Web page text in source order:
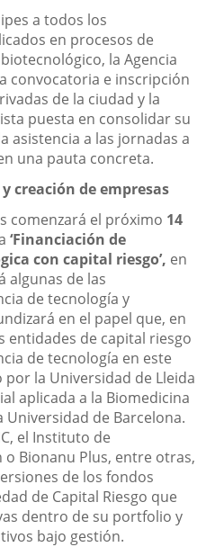
a todos los
en procesos de
la Agencia
convocatoria e inscripción
de la ciudad y la
puesta en consolidar su
asistencia a las jornadas a
una pauta concreta.
creación de empresas
comenzará el próximo 14
‘Financiación de
con capital riesgo’, en
algunas de las
de tecnología y
en el papel que, en
entidades de capital riesgo
de tecnología en este
la Universidad de Lleida
aplicada a la Biomedicina
de Barcelona.
el Instituto de
o Bionanu Plus, entre otras,
de los fondos
de Capital Riesgo que
dentro de su portfolio y
bajo gestión.